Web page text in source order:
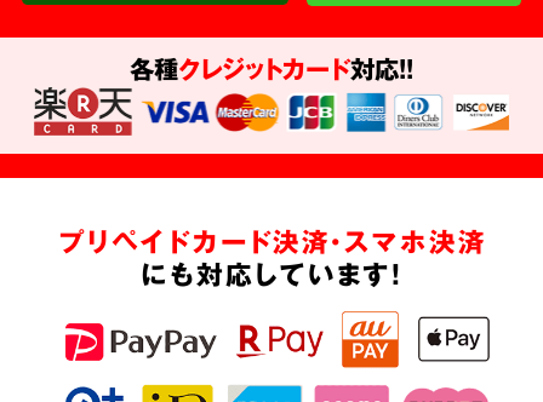
各種クレジットカード対応!!
プリペイドカード決済・スマホ決済
にも対応しています!